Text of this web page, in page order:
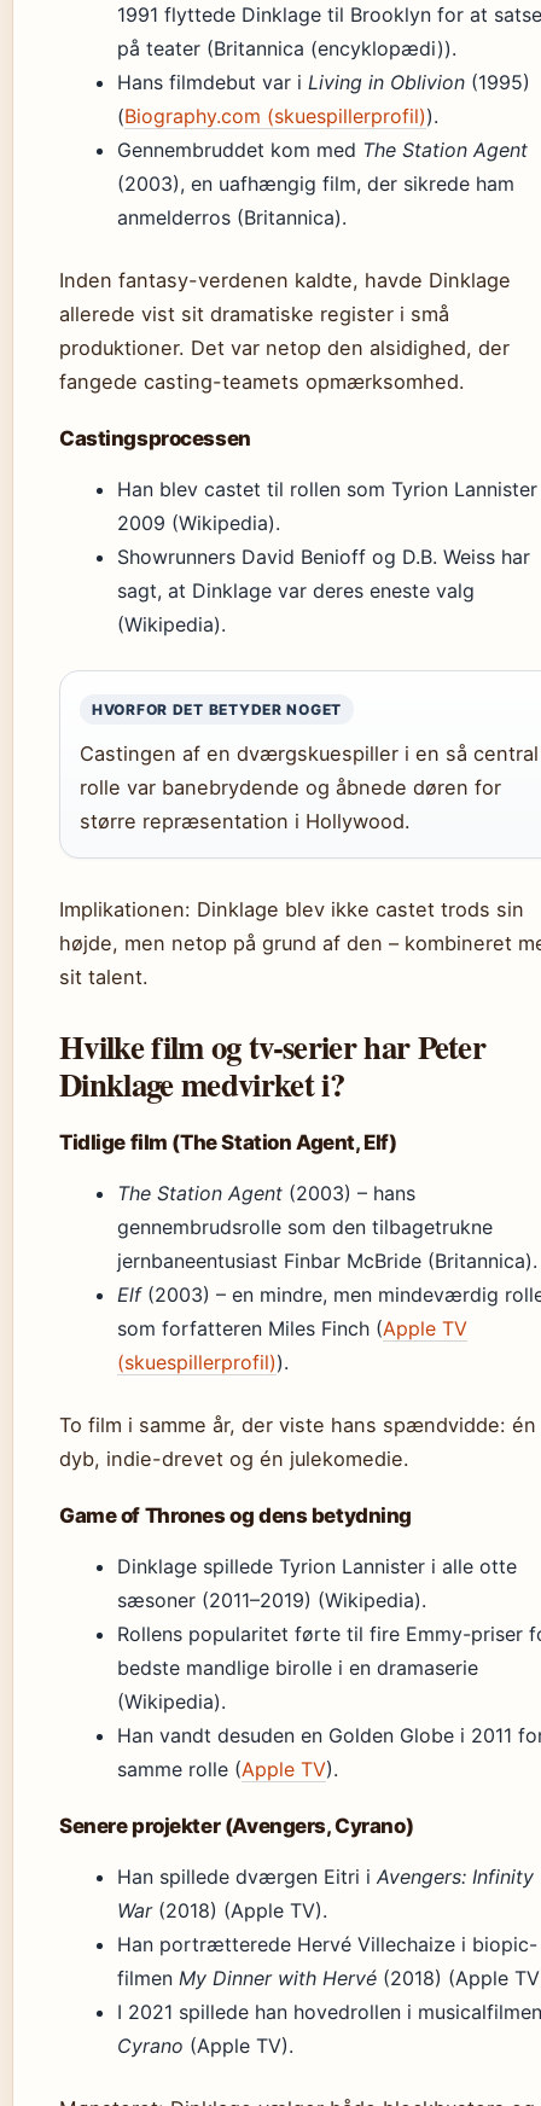
1991 flyttede Dinklage til Brooklyn for at satse
på teater (Britannica (encyklopædi)).
Hans filmdebut var i Living in Oblivion (1995)
(Biography.com (skuespillerprofil)).
Gennembruddet kom med The Station Agent
(2003), en uafhængig film, der sikrede ham
anmelderros (Britannica).
Inden fantasy-verdenen kaldte, havde Dinklage
allerede vist sit dramatiske register i små
produktioner. Det var netop den alsidighed, der
fangede casting-teamets opmærksomhed.
Castingsprocessen
Han blev castet til rollen som Tyrion
2009 (Wikipedia).
Showrunners David Benioff og D.B. Weiss har
sagt, at Dinklage var deres eneste valg
(Wikipedia).
HVORFOR DET BETYDER NOGET
Castingen af en dværgskuespiller i en så central
rolle var banebrydende og åbnede døren for
større repræsentation i Hollywood.
Implikationen: Dinklage blev ikke castet trods sin
højde, men netop på grund af den – kombineret
sit talent.
Hvilke film og tv-serier har Peter
Dinklage medvirket i?
Tidlige film (The Station Agent, Elf)
The Station Agent (2003) – hans
gennembrudsrolle som den tilbagetrukne
jernbaneentusiast Finbar McBride (Britannica).
Elf(2003) – en mindre, men mindeværdig
som forfatteren Miles Finch (Apple TV
(skuespillerprofil)).
To film i samme år, der viste hans spændvidde: én
dyb, indie-drevet og én julekomedie.
Game of Thrones og dens betydning
Dinklage spillede Tyrion Lannister i alle otte
sæsoner (2011–2019) (Wikipedia).
Rollens popularitet førte til fire Emmy-priser
bedste mandlige birolle i en dramaserie
(Wikipedia).
Han vandt desuden en Golden Globe i 2011
samme rolle (Apple TV).
Senere projekter (Avengers, Cyrano)
Han spillede dværgen Eitri i Avengers: Infinity
War(2018) (Apple TV).
Han portrætterede Hervé Villechaize i biopic-
filmen My Dinner with Hervé (2018) (Apple
I 2021 spillede han hovedrollen i musicalfilmen
Cyrano (Apple TV).